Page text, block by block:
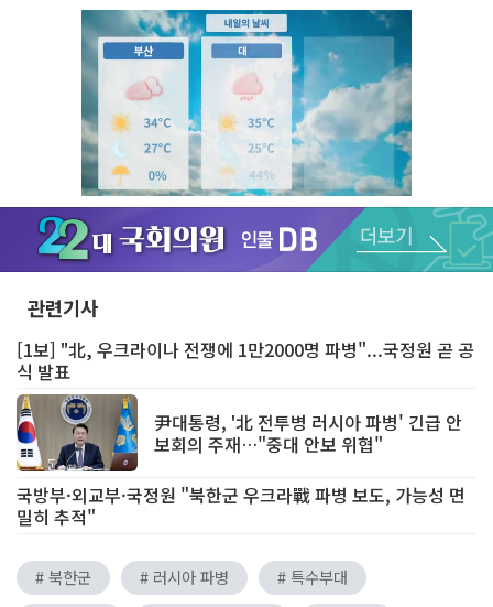
Unmute
관련기사
[1보] "北, 우크라이나 전쟁에 1만2000명 파병"...국정원 곧 공
식 발표
尹대통령, '北 전투병 러시아 파병' 긴급 안
보회의 주재…"중대 안보 위협"
국방부·외교부·국정원 "북한군 우크라戰 파병 보도, 가능성 면
밀히 추적"
# 북한군 # 러시아 파병
# 특수부대